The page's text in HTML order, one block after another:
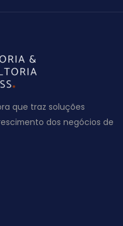
que traz soluções
dos negócios de